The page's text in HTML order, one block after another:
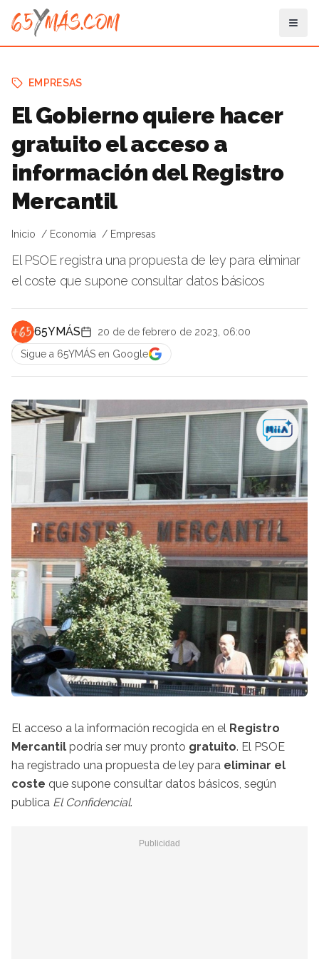
EMPRESAS
El Gobierno quiere hacer
gratuito el acceso a
información del Registro
Mercantil
Inicio Economía Empresas
El PSOE registra una propuesta de ley para eliminar
el coste que supone consultar datos básicos
65YMÁS
20 de de febrero de 2023, 06:00
Sigue a 65YMÁS en Google
El acceso a la información recogida en el Registro
Mercantil podría ser muy pronto gratuito. El PSOE
ha registrado una propuesta de ley para eliminar el
coste que supone consultar datos básicos, según
publica El Confidencial.